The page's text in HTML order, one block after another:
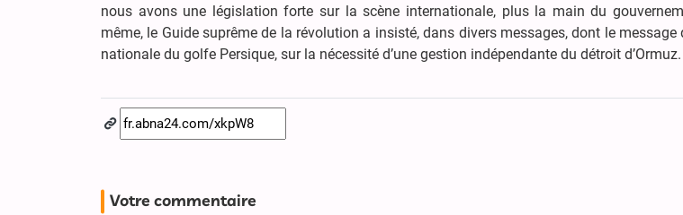
nous avons une législation forte sur la scène internationale, plus la main du
même, le Guide suprême de la révolution a insisté, dans divers messages, dont le
nationale du golfe Persique, sur la nécessité d’une gestion indépendante du détroit d’Ormuz.
Votre commentaire